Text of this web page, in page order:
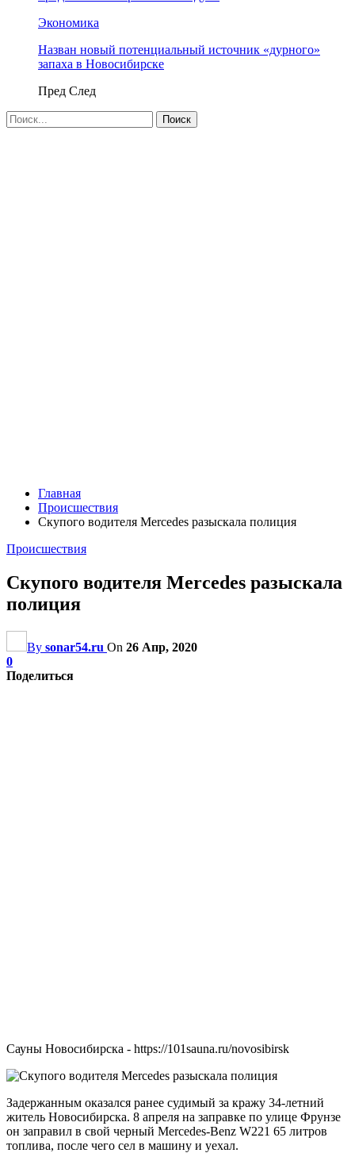
Экономика
Назван новый потенциальный источник «дурного»
запаха в Новосибирске
Пред След
Главная
Происшествия
Скупого водителя Mercedes разыскала полиция
Происшествия
Скупого водителя Mercedes разыскала
полиция
By sonar54.ru On 26 Апр, 2020
0
Поделиться
Сауны Новосибирска - https://101sauna.ru/novosibirsk
Задержанным оказался ранее судимый за кражу 34-летний
житель Новосибирска. 8 апреля на заправке по улице Фрунзе
он заправил в свой черный Mercedes-Benz W221 65 литров
топлива, после чего сел в машину и уехал.